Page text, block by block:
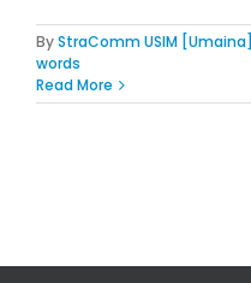
ByStraComm USIM [Umaina]
words
Read More